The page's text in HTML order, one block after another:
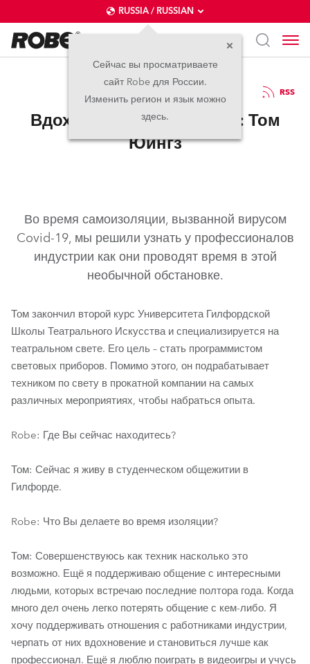
RUSSIA / RUSSIAN
Сейчас вы просматриваете
сайт Robe для России.
Изменить регион и язык можно
здесь.
13.08.2020 RSS
Вдохновение в изоляции: Том
Юингз
Во время самоизоляции, вызванной вирусом
Covid-19, мы решили узнать у профессионалов
индустрии как они проводят время в этой
необычной обстановке.
Том закончил второй курс Университета Гилфордской
Школы Театрального Искусства и специализируется на
театральном свете. Его цель – стать программистом
световых приборов. Помимо этого, он подрабатывает
техником по свету в прокатной компании на самых
различных мероприятиях, чтобы набраться опыта.
Robe: Где Вы сейчас находитесь?
Том: Сейчас я живу в студенческом общежитии в
Гилфорде.
Robe: Что Вы делаете во время изоляции?
Том: Совершенствуюсь как техник насколько это
возможно. Ещё я поддерживаю общение с интересными
людьми, которых встречаю последние полтора года. Когда
много дел очень легко потерять общение с кем-либо. Я
хочу поддерживать отношения с работниками индустрии,
черпать от них вдохновение и становиться лучше как
профессионал. Ещё я люблю поиграть в видеоигры и учусь